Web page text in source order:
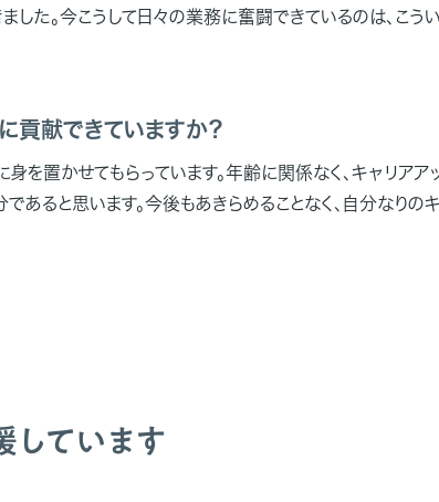
した。今こうして日々の業務に奮闘できているのは、こう
貢献できていますか？
を置かせてもらっています。年齢に関係なく、キャリアア
あると思います。今後もあきらめることなく、自分なりの
しています